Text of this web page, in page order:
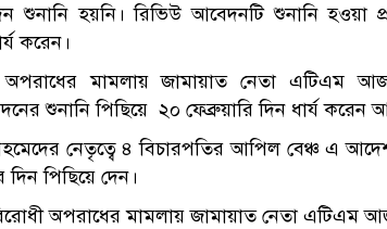
শুনানি হয়নি। রিভিউ আবেদনটি শুনানি
করেন।
মামলায় জামায়াত নেতা এটিএম
শুনানি পিছিয়ে ২০ ফেব্রুয়ারি দিন ধার্য করেন
নেতৃত্বে ৪ বিচারপতির আপিল বেঞ্চ এ
পিছিয়ে দেন।
অপরাধের মামলায় জামায়াত নেতা এটিএম